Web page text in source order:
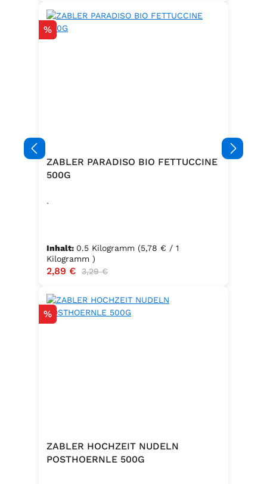
Rabatt
%
ZABLER PARADISO BIO FETTUCCINE
500G
.
Inhalt: 0.5 Kilogramm (5,78 € / 1
Kilogramm )
Verkaufspreis:
2,89 € Regulärer Preis:
3,29 €
Rabatt
%
ZABLER HOCHZEIT NUDELN
POSTHOERNLE 500G